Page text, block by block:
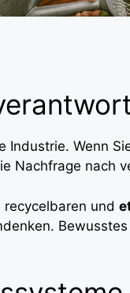
Industrie. Wenn
Nachfrage nach
und